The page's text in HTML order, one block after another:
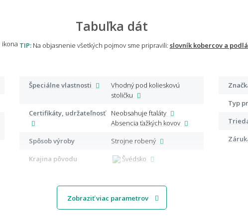
Tabuľka dát
TIP:Na objasnenie všetkých pojmov sme pripravili: slovník kobercov a
Špeciálne vlastnosti
Vhodný pod kolieskovú
stoličku
Certifikáty, udržateľnosť
Neobsahuje ftaláty
Absencia ťažkých kovov
Spôsob výroby
Strojne robený
Krajina pôvodu
Švédsko
Typ
Zobraziť viac parametrov